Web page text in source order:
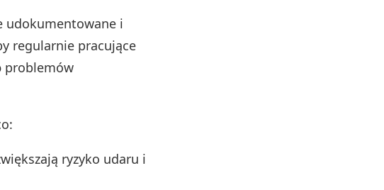
udokumentowane i
regularnie pracujące
problemów
ryzyko udaru i